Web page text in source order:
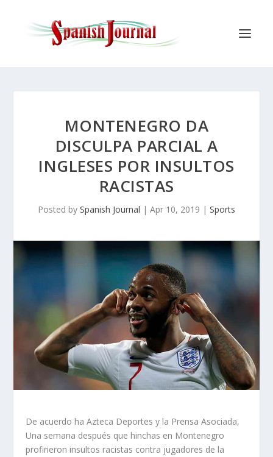
MONTENEGRO DA
DISCULPA PARCIAL A
INGLESES POR INSULTOS
RACISTAS
Posted by Spanish Journal | Apr 10, 2019 | Sports
De acuerdo ha Azteca Deportes y la Prensa Asociada,
Una semana después que hinchas en Montenegro
profirieron insultos racistas contra jugadores de la